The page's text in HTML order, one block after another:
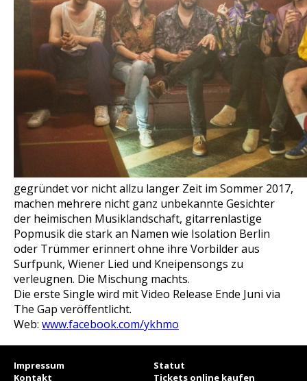
gegründet vor nicht allzu langer Zeit im Sommer 2017,
machen mehrere nicht ganz unbekannte Gesichter
der heimischen Musiklandschaft, gitarrenlastige
Popmusik die stark an Namen wie Isolation Berlin
oder Trümmer erinnert ohne ihre Vorbilder aus
Surfpunk, Wiener Lied und Kneipensongs zu
verleugnen. Die Mischung machts.
Die erste Single wird mitVideo Release Ende Juni via
The Gap veröffentlicht.
Web: www.facebook.com/ykhmo
Impressum
Statut
Kontakt
Tickets online kaufen